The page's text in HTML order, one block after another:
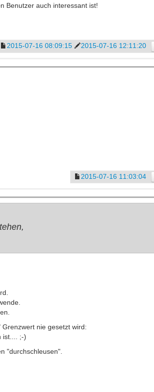
Benutzer auch interessant ist!
2015-07-16 08:09:15
2015-07-16 12:11:20
2015-07-16 11:03:04
nie gesetzt wird:
ist.... ;-)
"durchschleusen".